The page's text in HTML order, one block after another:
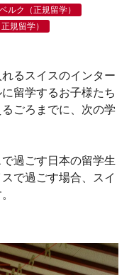
ルク（正規留学）
規留学）
るスイスのインター
留学するお子様たち
ごろまでに、次の学
過ごす日本の留学生
で過ごす場合、スイ